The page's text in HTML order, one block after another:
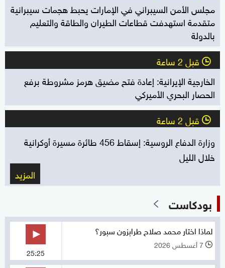
مجلس الأمن السيبراني في الإمارات يحبط هجمات سيبرانية
متقدمة استهدفت قطاعات الطيران والطاقة والتعليم
بالدولة
l قبل 2 ساعة
الخارجية الإيرانية: إعادة فتح مضيق هرمز مشروطة برفع
الحصار البحري الأميركي
l قبل 2 ساعة
وزارة الدفاع الروسية: إسقاط 456 طائرة مسيرة أوكرانية
خلال الليل
المزيد
بودكاست
لماذا اختار محمد صلاح طرابزون سبور؟
l 7 أغسطس 2026
25:25